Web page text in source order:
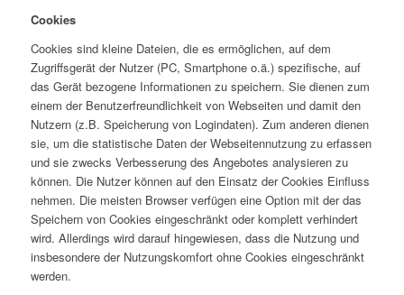
Cookies
Cookies sind kleine Dateien, die es ermöglichen, auf dem
Zugriffsgerät der Nutzer (PC, Smartphone o.ä.) spezifische, auf
das Gerät bezogene Informationen zu speichern. Sie dienen zum
einem der Benutzerfreundlichkeit von Webseiten und damit den
Nutzern (z.B. Speicherung von Logindaten). Zum anderen dienen
sie, um die statistische Daten der Webseitennutzung zu erfassen
und sie zwecks Verbesserung des Angebotes analysieren zu
können. Die Nutzer können auf den Einsatz der Cookies Einfluss
nehmen. Die meisten Browser verfügen eine Option mit der das
Speichern von Cookies eingeschränkt oder komplett verhindert
wird. Allerdings wird darauf hingewiesen, dass die Nutzung und
insbesondere der Nutzungskomfort ohne Cookies eingeschränkt
werden.